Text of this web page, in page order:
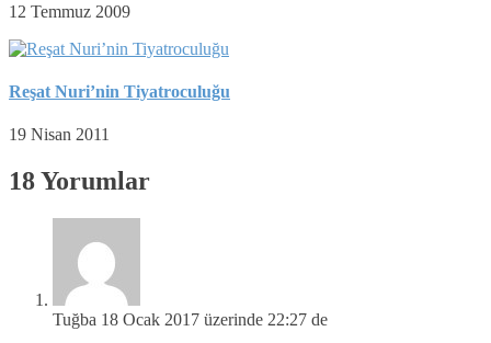
12 Temmuz 2009
Reşat Nuri’nin Tiyatroculuğu
19 Nisan 2011
18 Yorumlar
Tuğba 18 Ocak 2017 üzerinde 22:27 de